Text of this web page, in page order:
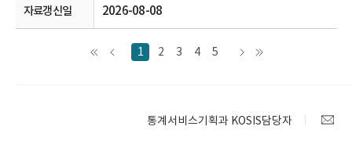
2026-08-08
1 2 3 4 5
통계서비스기획과 KOSIS담당자